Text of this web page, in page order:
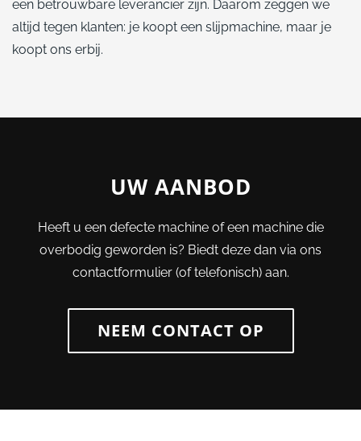
een betrouwbare leverancier zijn. Daarom zeggen we
altijd tegen klanten: je koopt een slijpmachine, maar je
koopt ons erbij.
UW AANBOD
Heeft u een defecte machine of een machine die
overbodig geworden is? Biedt deze dan via ons
contactformulier (of telefonisch) aan.
NEEM CONTACT OP